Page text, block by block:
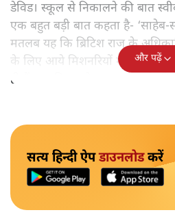
डेविड। स्कूल से निकालने की बात
एक बहुत बड़ी बात कहता है- ‘साहेब-
मतलब यह कि ब्रिटिश राज के
के लिए आये मिशनरियों में दरअसल
ही हैं। यह बिरसा के भगवान बनने
और पढ़ें
सत्य हिन्दी ऐपडाउनलोडकरें